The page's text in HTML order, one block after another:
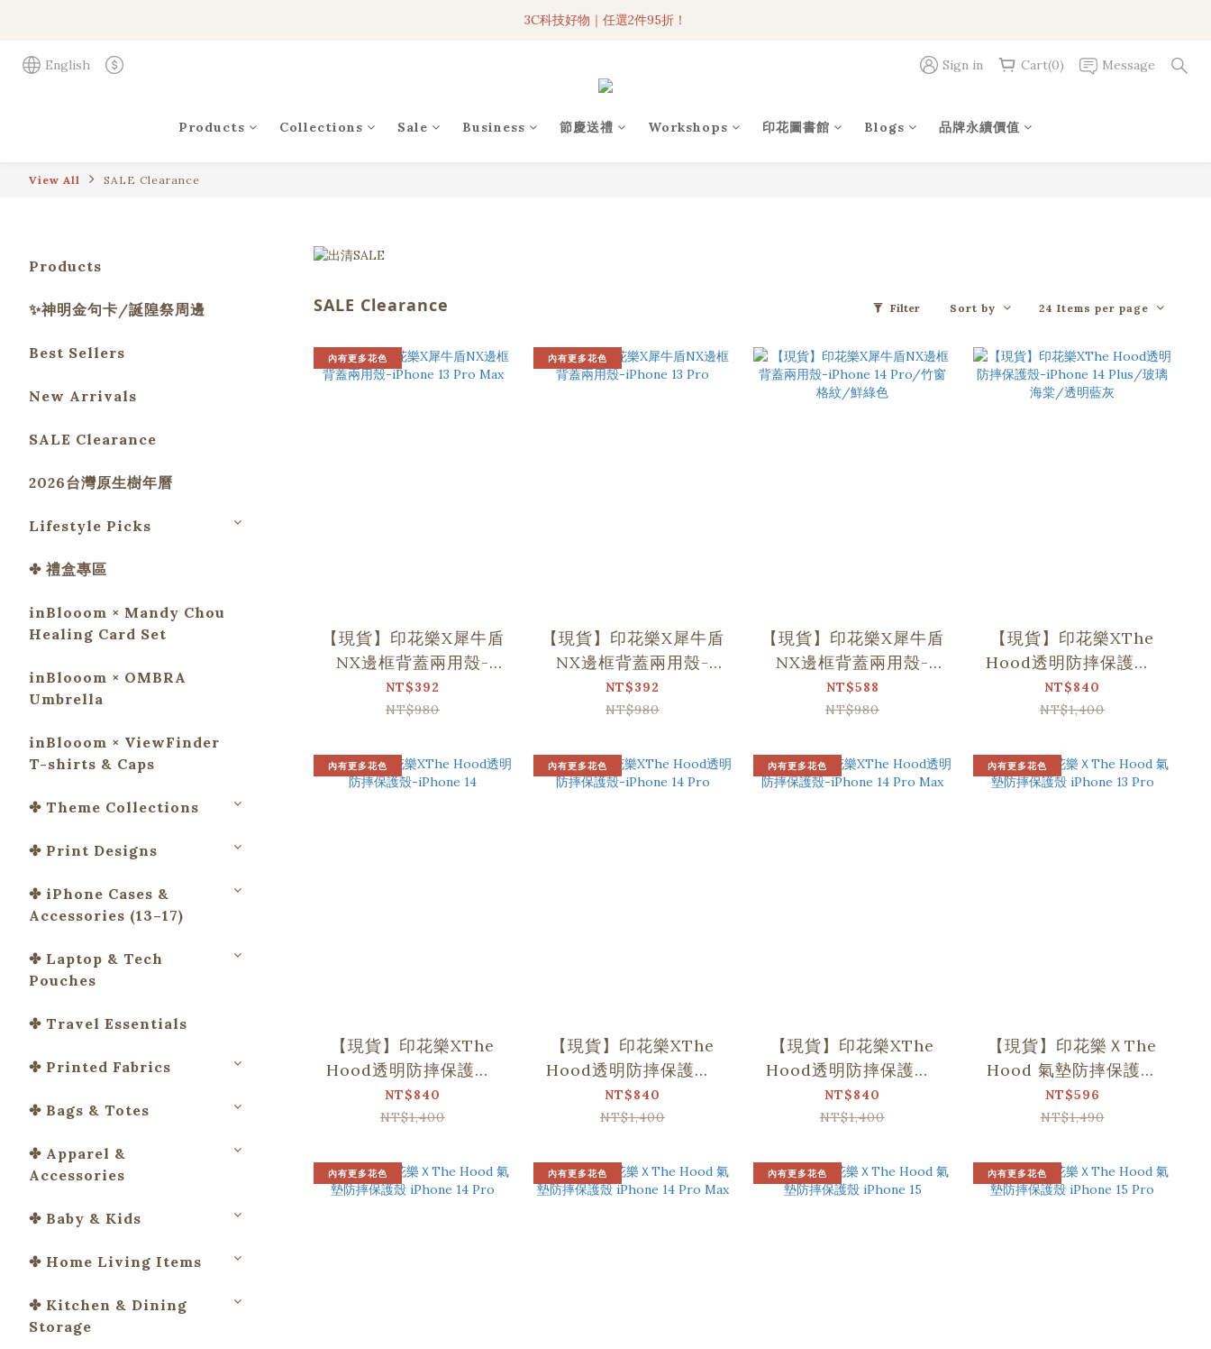
3C科技好物｜任選2件95折！
3C科技好物｜任選2件95折！
English Sign in Cart(0) Message
Products Collections Sale Business 節慶送禮 Workshops 印花圖書館 Blogs 品牌永續價值
View All SALE Clearance
Products
✨神明金句卡/誕隍祭周邊
Best Sellers
New Arrivals
SALE Clearance
2026台灣原生樹年曆
Lifestyle Picks
✤ 禮盒專區
inBlooom × Mandy Chou
Healing Card Set
inBlooom × OMBRA
Umbrella
inBlooom × ViewFinder
T-shirts & Caps
✤ Theme Collections
✤ Print Designs
✤ iPhone Cases &
Accessories (13–17)
✤ Laptop & Tech
Pouches
✤ Travel Essentials
✤ Printed Fabrics
✤ Bags & Totes
✤ Apparel &
Accessories
✤ Baby & Kids
✤ Home Living Items
✤ Kitchen & Dining
Storage
SALE Clearance Filter Sort by 24 Items per page
內有更多花色
【現貨】印花樂X犀牛盾
NX邊框背蓋兩用殼-
iPhone 13 Pro Max
NT$392
NT$980
內有更多花色
【現貨】印花樂X犀牛盾
NX邊框背蓋兩用殼-
iPhone 13 Pro
NT$392
NT$980
【現貨】印花樂X犀牛盾
NX邊框背蓋兩用殼-
iPhone 14 Pro/竹窗格
紋/鮮綠色
NT$588
NT$980
【現貨】印花樂XThe
Hood透明防摔保護殼-
iPhone 14 Plus/玻璃
海棠/透明藍灰
NT$840
NT$1,400
內有更多花色
【現貨】印花樂XThe
Hood透明防摔保護殼-
iPhone 14
NT$840
NT$1,400
內有更多花色
【現貨】印花樂XThe
Hood透明防摔保護殼-
iPhone 14 Pro
NT$840
NT$1,400
內有更多花色
【現貨】印花樂XThe
Hood透明防摔保護殼-
iPhone 14 Pro Max
NT$840
NT$1,400
內有更多花色
【現貨】印花樂ＸThe
Hood 氣墊防摔保護殼
iPhone 13 Pro
NT$596
NT$1,490
內有更多花色 內有更多花色 內有更多花色 內有更多花色